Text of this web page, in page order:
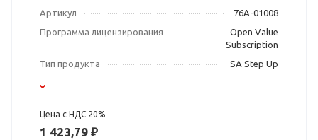
Артикул
76A-01008
Программа лицензирования
Open Value
Subscription
Тип продукта
SA Step Up
Цена с НДС 20%
1 423,79 ₽